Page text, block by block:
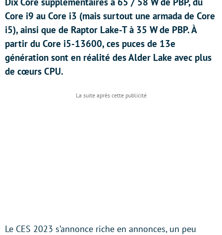
Core i9 au Core i3 (mais surtout une armada de Core
i5), ainsi que de Raptor Lake-T à 35 W de PBP. À
partir du Core i5-13600, ces puces de 13e
génération sont en réalité des Alder Lake avec plus
de cœurs CPU.
Le CES 2023 s’annonce riche en annonces, un peu